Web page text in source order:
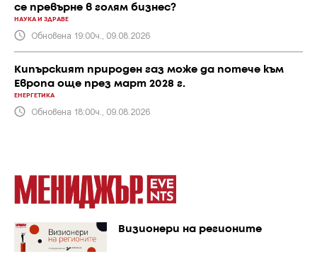
се превърне в голям бизнес?
НАУКА И ЗДРАВЕ
Обновена 19:00ч., 09.08.2026
Кипърският природен газ може да потече към
Европа още през март 2028 г.
ЕНЕРГЕТИКА
Обновена 18:00ч., 09.08.2026
Визионери на регионите